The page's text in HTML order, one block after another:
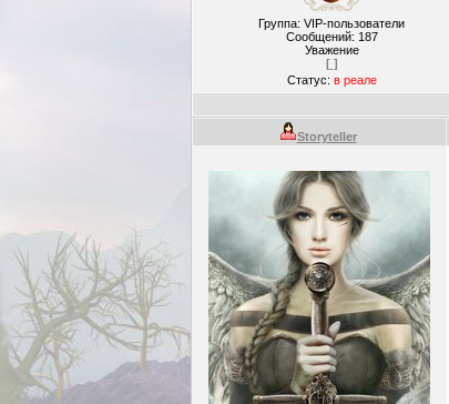
Группа: VIP-пользователи
Сообщений: 187
Уважение
[ ]
Статус: в реале
Storyteller